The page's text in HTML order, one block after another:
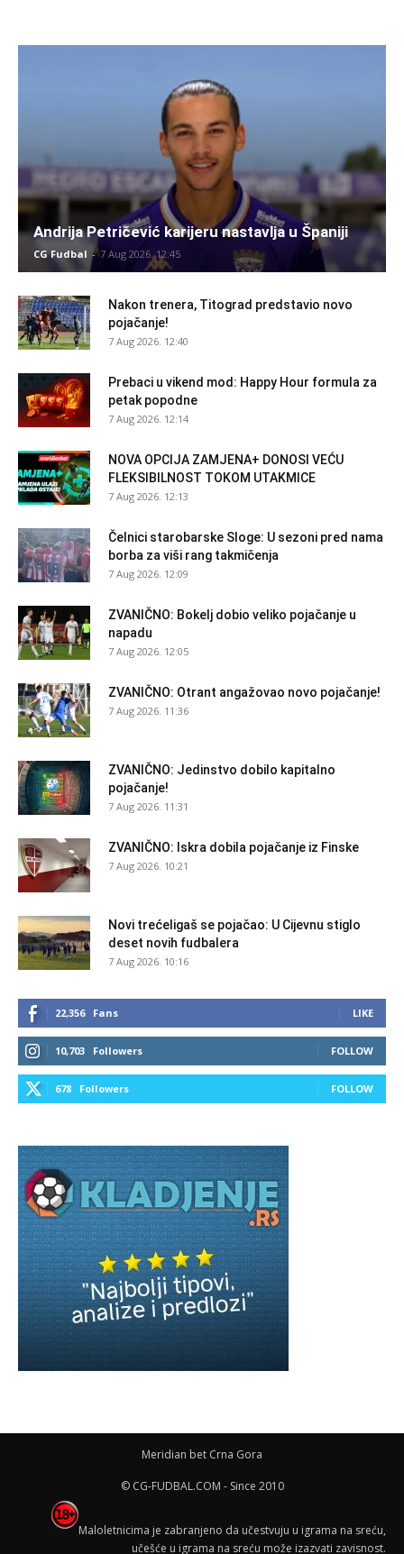
Andrija Petričević karijeru nastavlja u Španiji
CG Fudbal - 7 Aug 2026. 12:45
Nakon trenera, Titograd predstavio novo
pojačanje!
7 Aug 2026. 12:40
Prebaci u vikend mod: Happy Hour formula za
petak popodne
7 Aug 2026. 12:14
NOVA OPCIJA ZAMJENA+ DONOSI VEĆU
FLEKSIBILNOST TOKOM UTAKMICE
7 Aug 2026. 12:13
Čelnici starobarske Sloge: U sezoni pred nama
borba za viši rang takmičenja
7 Aug 2026. 12:09
ZVANIČNO: Bokelj dobio veliko pojačanje u
napadu
7 Aug 2026. 12:05
ZVANIČNO: Otrant angažovao novo pojačanje!
7 Aug 2026. 11:36
ZVANIČNO: Jedinstvo dobilo kapitalno
pojačanje!
7 Aug 2026. 11:31
ZVANIČNO: Iskra dobila pojačanje iz Finske
7 Aug 2026. 10:21
Novi trećeligaš se pojačao: U Cijevnu stiglo
deset novih fudbalera
7 Aug 2026. 10:16
22,356 Fans LIKE
10,703 Followers FOLLOW
678 Followers FOLLOW
Meridian bet Crna Gora
© CG-FUDBAL.COM - Since 2010
Maloletnicima je zabranjeno da učestvuju u igrama na sreću,
učešće u igrama na sreću može izazvati zavisnost.